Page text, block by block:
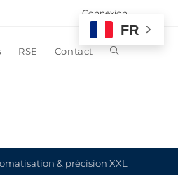
Connexion
RSE Contact
& précision XXL
FR